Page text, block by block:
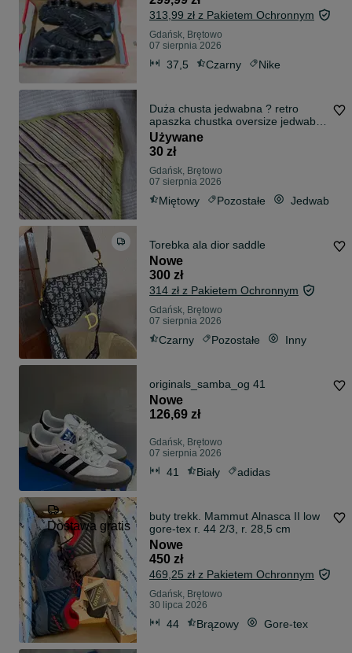
313,99 zł z Pakietem Ochronnym
Gdańsk, Brętowo
07 sierpnia 2026
37,5 Czarny Nike
Duża chusta jedwabna ? retro
apaszka chustka oversize jedwab ?
zielona
Używane
30 zł
Gdańsk, Brętowo
07 sierpnia 2026
Miętowy Pozostałe Jedwab
Torebka ala dior saddle
Nowe
300 zł
314 zł z Pakietem Ochronnym
Gdańsk, Brętowo
07 sierpnia 2026
Czarny Pozostałe Inny
originals_samba_og 41
Nowe
126,69 zł
Gdańsk, Brętowo
07 sierpnia 2026
41 Biały adidas
Dostawa gratis
buty trekk. Mammut Alnasca II low
gore-tex r. 44 2/3, r. 28,5 cm
Nowe
450 zł
469,25 zł z Pakietem Ochronnym
Gdańsk, Brętowo
30 lipca 2026
44 Brązowy Gore-tex